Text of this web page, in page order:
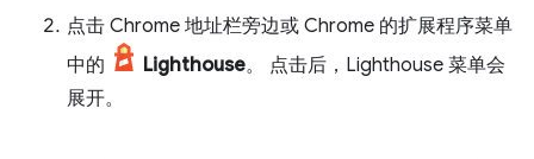
点击 Chrome 地址栏旁边或 Chrome 的扩展程序菜单
中的
Lighthouse。 点击后，Lighthouse 菜单会
展开。